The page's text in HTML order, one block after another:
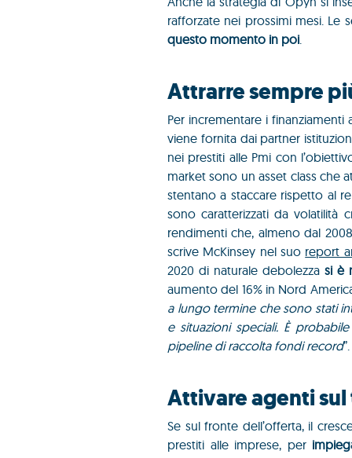
rafforzate nei prossimi mesi.
questo momento in poi.
Attrarre sempre
Per incrementare i
viene fornita dai partner
nei prestiti alle Pmi con
market sono un asset class
stentano a staccare rispetto al
sono caratterizzati da volatilità
rendimenti che, almeno dal
scrive McKinsey nel suo report
2020 di naturale debolezzasi è
aumento del 16% in Nord
a lungo termine che sono stati
e situazioni speciali. È
pipeline di raccolta fondi record
Attivare agenti
Se sul fronte dell’offerta, il
prestiti alle imprese, per